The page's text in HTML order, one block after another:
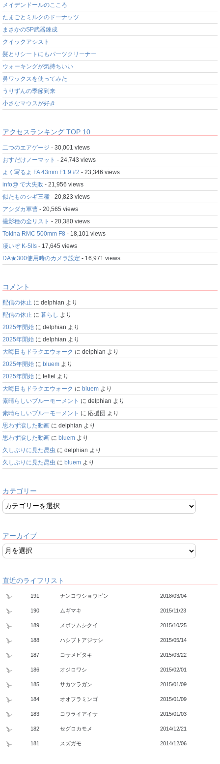
メイデンドールのこころ
たまごとミルクのドーナッツ
まさかのSP武器錬成
クイックアシスト
髪とりシートにもパーツクリーナー
ウォーキングが気持ちいい
鼻ワックスを使ってみた
うりずんの季節到来
小さなマウスが好き
アクセスランキング TOP 10
二つのエアゲージ - 30,001 views
おすだけノーマット - 24,743 views
よく写るよ FA 43mm F1.9 #2 - 23,346 views
info@ で大失敗 - 21,956 views
似たものシギ三種 - 20,823 views
アシダカ軍曹 - 20,565 views
撮影種の全リスト - 20,380 views
Tokina RMC 500mm F8 - 18,101 views
凄いぞ K-5IIs - 17,645 views
DA★300使用時のカメラ設定 - 16,971 views
コメント
配信の休止 に delphian より
配信の休止 に 暮らし より
2025年開始 に delphian より
2025年開始 に delphian より
大晦日もドラクエウォーク に delphian より
2025年開始 に bluem より
2025年開始 に teltel より
大晦日もドラクエウォーク に bluem より
素晴らしいブルーモーメント に delphian より
素晴らしいブルーモーメント に 応援団 より
思わず涙した動画 に delphian より
思わず涙した動画 に bluem より
久しぶりに見た昆虫 に delphian より
久しぶりに見た昆虫 に bluem より
カテゴリー
アーカイブ
直近のライフリスト
191 ナンヨウショウビン 2018/03/04
190 ムギマキ 2015/11/23
189 メボソムシクイ 2015/10/25
188 ハシブトアジサシ 2015/05/14
187 コサメビタキ 2015/03/22
186 オジロワシ 2015/02/01
185 サカツラガン 2015/01/09
184 オオフラミンゴ 2015/01/09
183 コウライアイサ 2015/01/03
182 セグロカモメ 2014/12/21
181 スズガモ 2014/12/06